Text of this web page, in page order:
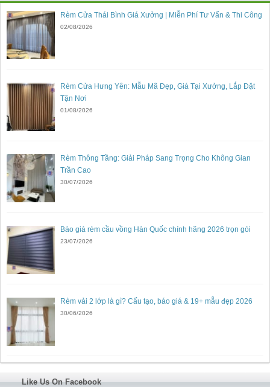
Rèm Cửa Thái Bình Giá Xưởng | Miễn Phí Tư Vấn & Thi Công
02/08/2026
Rèm Cửa Hưng Yên: Mẫu Mã Đẹp, Giá Tại Xưởng, Lắp Đặt
Tận Nơi
01/08/2026
Rèm Thông Tầng: Giải Pháp Sang Trọng Cho Không Gian
Trần Cao
30/07/2026
Báo giá rèm cầu vồng Hàn Quốc chính hãng 2026 trọn gói
23/07/2026
Rèm vải 2 lớp là gì? Cấu tạo, báo giá & 19+ mẫu đẹp 2026
30/06/2026
Like Us On Facebook